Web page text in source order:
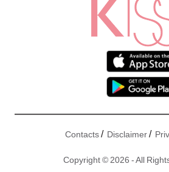
Contacts/ Disclaimer/
Copyright © 2026 - All